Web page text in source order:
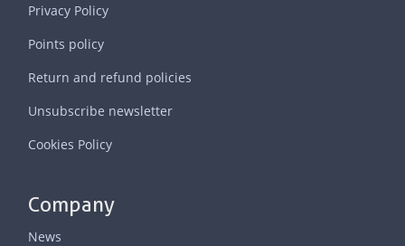
Privacy Policy
Points policy
Return and refund policies
Unsubscribe newsletter
Cookies Policy
Company
News